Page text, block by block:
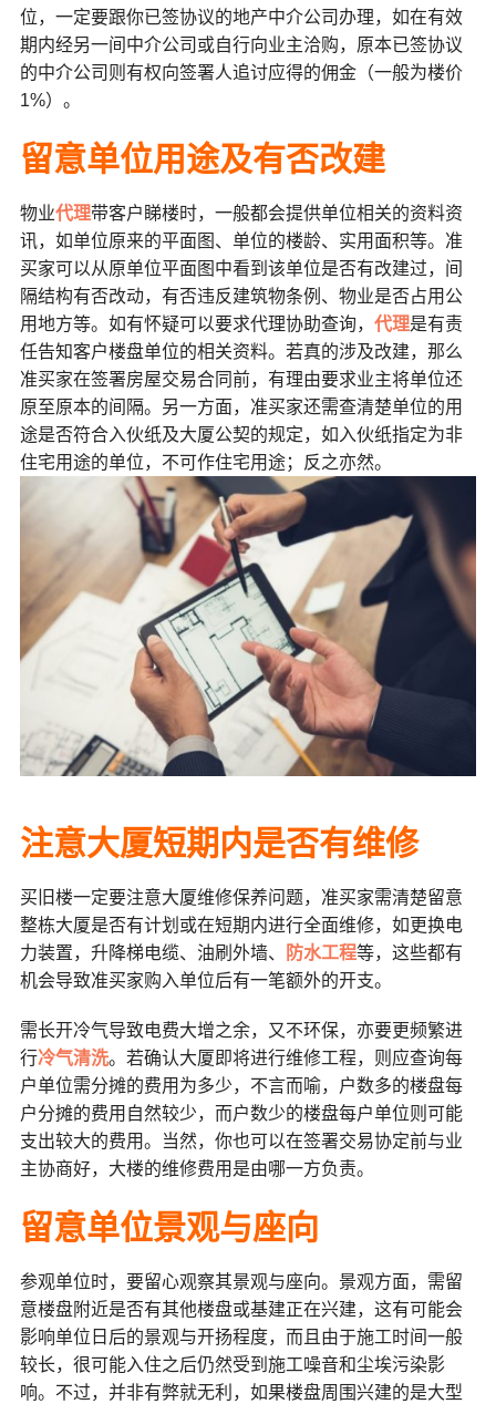
位，一定要跟你已签协议的地产中介公司办理，如在有效
期内经另一间中介公司或自行向业主洽购，原本已签协议
的中介公司则有权向签署人追讨应得的佣金（一般为楼价
1%）。
留意单位用途及有否改建
物业代理带客户睇楼时，一般都会提供单位相关的资料资
讯，如单位原来的平面图、单位的楼龄、实用面积等。准
买家可以从原单位平面图中看到该单位是否有改建过，间
隔结构有否改动，有否违反建筑物条例、物业是否占用公
用地方等。如有怀疑可以要求代理协助查询， 代理是有责
任告知客户楼盘单位的相关资料。若真的涉及改建，那么
准买家在签署房屋交易合同前，有理由要求业主将单位还
原至原本的间隔。另一方面，准买家还需查清楚单位的用
途是否符合入伙纸及大厦公契的规定，如入伙纸指定为非
住宅用途的单位，不可作住宅用途；反之亦然。
注意大厦短期内是否有维修
买旧楼一定要注意大厦维修保养问题，准买家需清楚留意
整栋大厦是否有计划或在短期内进行全面维修，如更换电
力装置，升降梯电缆、油刷外墙、
防水工程等，这些都有
机会导致准买家购入单位后有一笔额外的开支。
需长开冷气导致电费大增之余，又不环保，亦要更频繁进
行冷气清洗。若确认大厦即将进行维修工程，则应查询每
户单位需分摊的费用为多少，不言而喻，户数多的楼盘每
户分摊的费用自然较少，而户数少的楼盘每户单位则可能
支出较大的费用。当然，你也可以在签署交易协定前与业
主协商好，大楼的维修费用是由哪一方负责。
留意单位景观与座向
参观单位时，要留心观察其景观与座向。景观方面，需留
意楼盘附近是否有其他楼盘或基建正在兴建，这有可能会
影响单位日后的景观与开扬程度，而且由于施工时间一般
较长，很可能入住之后仍然受到施工噪音和尘埃污染影
响。不过，并非有弊就无利，如果楼盘周围兴建的是大型